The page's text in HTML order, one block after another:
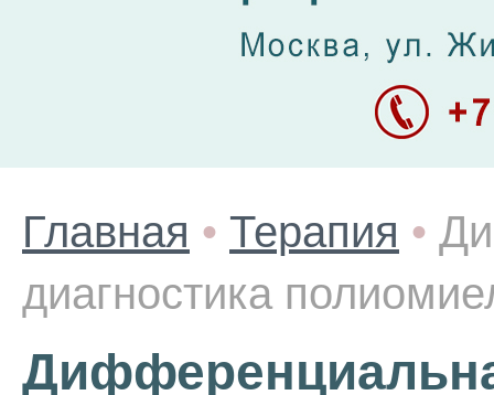
Главная • Терапия •
диагностика